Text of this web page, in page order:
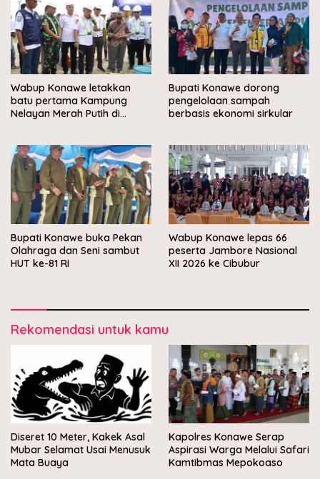
Wabup Konawe letakkan
batu pertama Kampung
Nelayan Merah Putih di
Bupati Konawe dorong
pengelolaan sampah
berbasis ekonomi sirkular
Bupati Konawe buka Pekan
Olahraga dan Seni sambut
HUT ke-81 RI
Wabup Konawe lepas 66
peserta Jambore Nasional
XII 2026 ke Cibubur
Rekomendasi untuk kamu
Diseret 10 Meter, Kakek Asal
Mubar Selamat Usai Menusuk
Mata Buaya
Kapolres Konawe Serap
Aspirasi Warga Melalui Safari
Kamtibmas Mepokoaso